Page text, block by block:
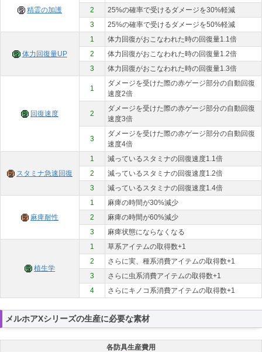
精霊の加護
2
25%の確率で受けるダメージを30%軽減
3
25%の確率で受けるダメージを50%軽減
体力回復量UP
1
体力回復がおこなわれた時の回復量1.1倍
2
体力回復がおこなわれた時の回復量1.2倍
3
体力回復がおこなわれた時の回復量1.3倍
回復速度
1
ダメージを受けた際の赤ゲージ部分の自動回復
速度2倍
2
ダメージを受けた際の赤ゲージ部分の自動回復
速度3倍
3
ダメージを受けた際の赤ゲージ部分の自動回復
速度4倍
スタミナ急速回復
1
減っているスタミナの回復速度1.1倍
2
減っているスタミナの回復速度1.2倍
3
減っているスタミナの回復速度1.4倍
麻痺耐性
1
麻痺の時間が30%減少
2
麻痺の時間が60%減少
3
麻痺状態にならなくなる
植生学
1
草系アイテムの取得数+1
2
さらに実、種系消費アイテムの取得数+1
3
さらに虫系消費アイテムの取得数+1
4
さらにキノコ系消費アイテムの取得数+1
メルホアXシリーズの生産に必要な素材
各防具生産費用